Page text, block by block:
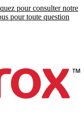
pour consulter notre
pour toute question